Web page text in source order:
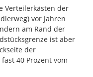
Verteilerkästen der
vor Jahren
am Rand der
ist aber
der
40 Prozent vom